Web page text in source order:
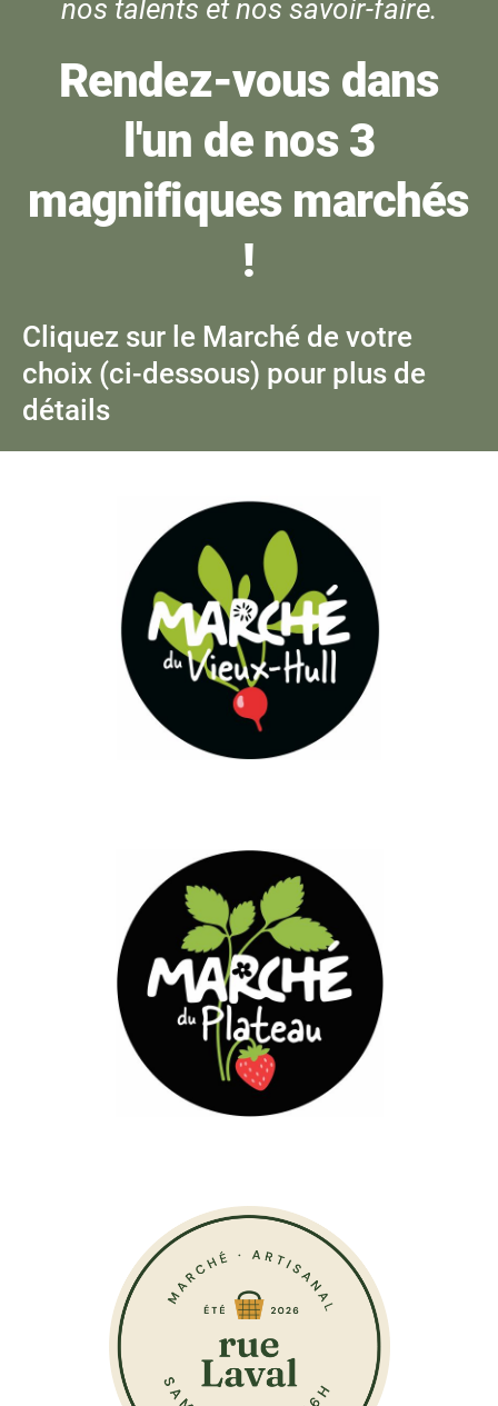
nos talents et nos savoir‑faire.
Rendez-vous dans
l'un de nos 3
magnifiques marchés
!
Cliquez sur le Marché de votre
choix (ci-dessous) pour plus de
détails